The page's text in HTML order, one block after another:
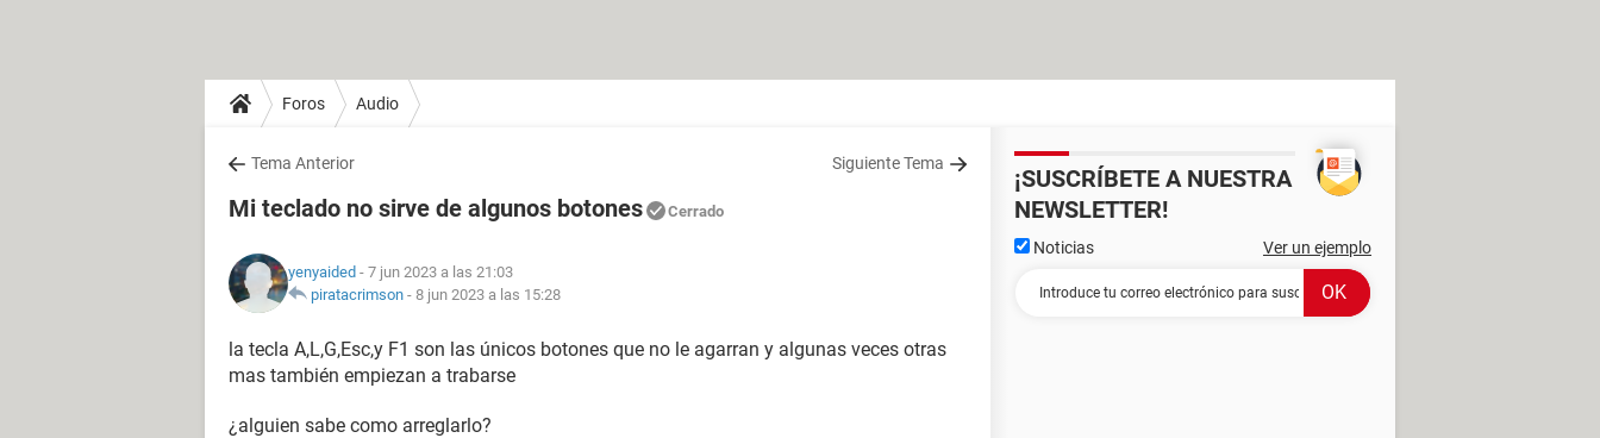
Foros Audio
Tema Anterior Siguiente Tema
Mi teclado no sirve de algunos botones Cerrado
yenyaided - 7 jun 2023 a las 21:03
piratacrimson - 8 jun 2023 a las 15:28
la tecla A,L,G,Esc,y F1 son las únicos botones que no le agarran y algunas veces otras
mas también empiezan a trabarse
¿alguien sabe como arreglarlo?
¡SUSCRÍBETE A NUESTRA
NEWSLETTER!
Noticias Ver un ejemplo